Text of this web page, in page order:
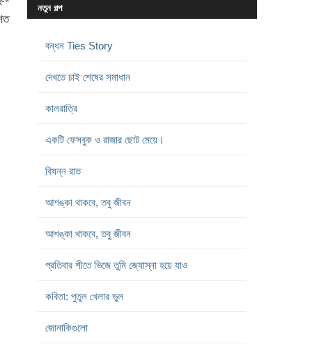
নতুন গল্প
বন্ধন Ties Story
দেখতে চাই শেষের সমাধান
কালরাত্রি
একটি ফেসবুক ও রাজার ছোট মেয়ে।
বিষন্ন রাত
আশঙ্কা থাকবে, তবু জীবন
আশঙ্কা থাকবে, তবু জীবন
প্রতিবার শীতে ভিজে তুমি জ্যোস্না হয়ে যাও
কবিতা: পুতুল খেলার ভুল
জোনাকিগুলো